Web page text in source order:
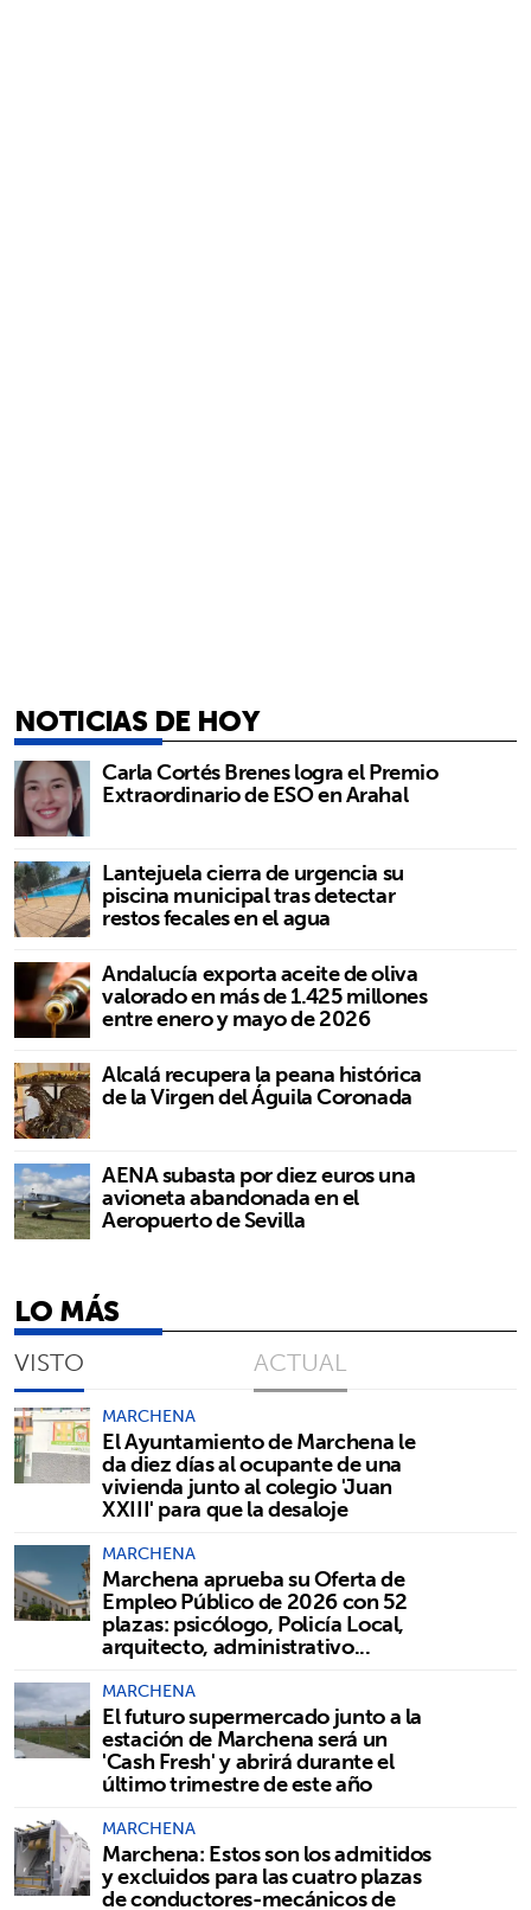
NOTICIAS DE HOY
Carla Cortés Brenes logra el Premio
Extraordinario de ESO en Arahal
Lantejuela cierra de urgencia su
piscina municipal tras detectar
restos fecales en el agua
Andalucía exporta aceite de oliva
valorado en más de 1.425 millones
entre enero y mayo de 2026
Alcalá recupera la peana histórica
de la Virgen del Águila Coronada
AENA subasta por diez euros una
avioneta abandonada en el
Aeropuerto de Sevilla
LO MÁS
VISTO ACTUAL
MARCHENA
El Ayuntamiento de Marchena le
da diez días al ocupante de una
vivienda junto al colegio 'Juan
XXIII' para que la desaloje
MARCHENA
Marchena aprueba su Oferta de
Empleo Público de 2026 con 52
plazas: psicólogo, Policía Local,
arquitecto, administrativo...
MARCHENA
El futuro supermercado junto a la
estación de Marchena será un
'Cash Fresh' y abrirá durante el
último trimestre de este año
MARCHENA
Marchena: Estos son los admitidos
y excluidos para las cuatro plazas
de conductores-mecánicos de